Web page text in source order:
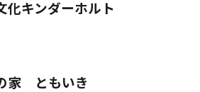
キンダーホルト
家 ともいき